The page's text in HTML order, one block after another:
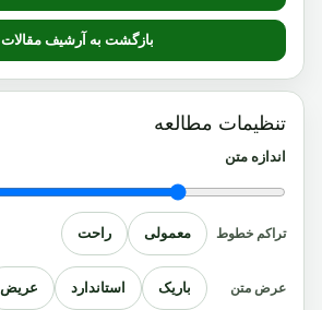
بازگشت به آرشیف مقالات
تنظیمات مطالعه
اندازه متن
تراکم خطوط معمولی راحت
عرض متن باریک استاندارد عریض